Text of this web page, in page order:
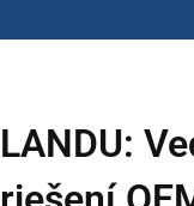
LANDU: